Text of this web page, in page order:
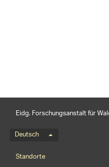
Eidg. Forschungsanstalt für
Sprachmenü
Deutsch
Standorte